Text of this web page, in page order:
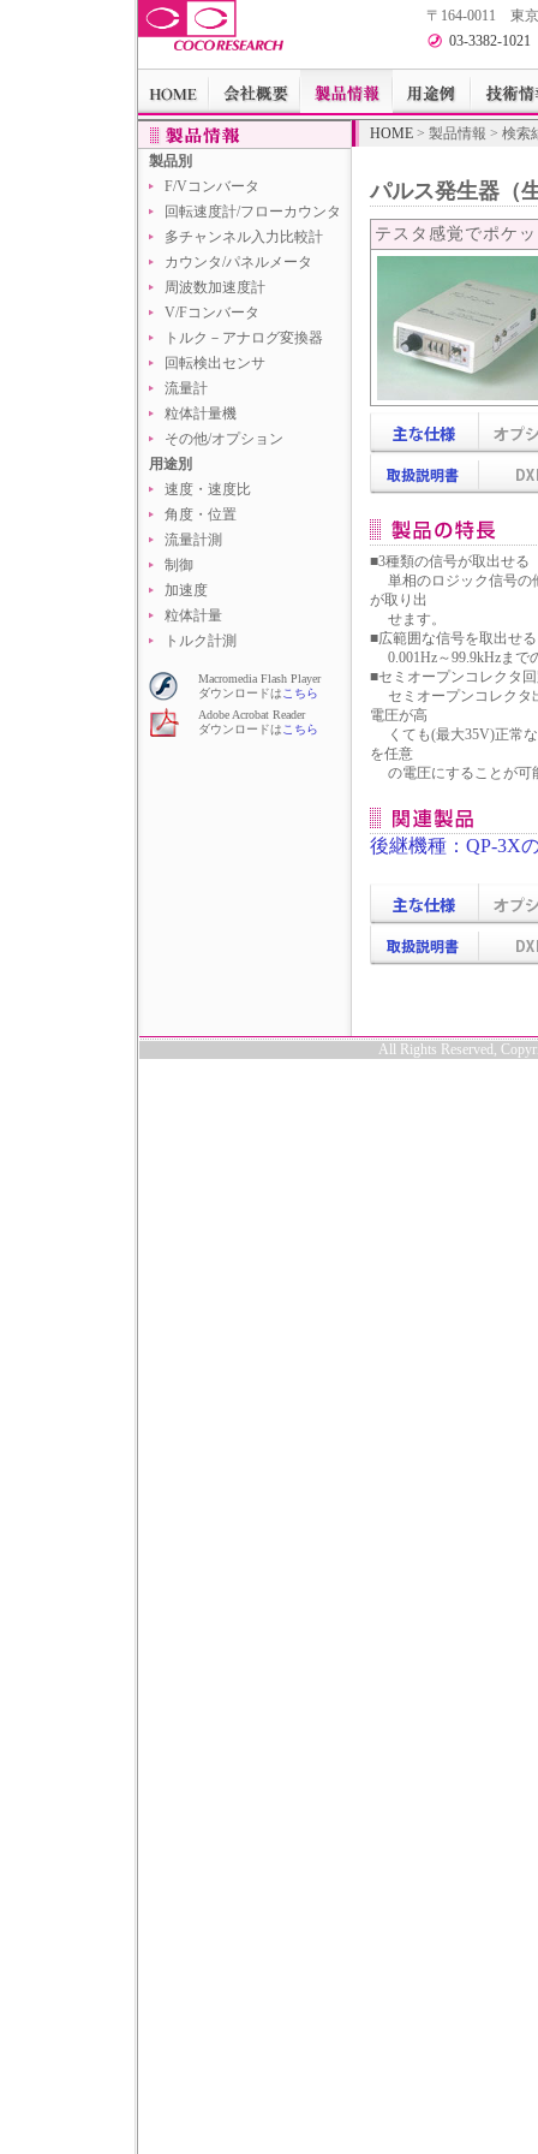
〒164-0011 東
03-3382-1021
製品別
F/Vコンバータ
回転速度計/フローカウンタ
多チャンネル入力比較計
カウンタ/パネルメータ
周波数加速度計
V/Fコンバータ
トルク－アナログ変換器
回転検出センサ
流量計
粒体計量機
その他/オプション
用途別
速度・速度比
角度・位置
流量計測
制御
加速度
粒体計量
トルク計測
Macromedia Flash Player
ダウンロードは こちら
Adobe Acrobat Reader
ダウンロードは こちら
HOME > 製品情報 > 検索
パルス発生器（
テスタ感覚でポケ
■3種類の信号が取出せる
単相のロジック信号の
が取り出
せます。
■広範囲な信号を取出せる
0.001Hz～99.9kHzまで
■セミオープンコレクタ
セミオープンコレクタ
電圧が高
くても(最大35V)正常な
を任意
の電圧にすることが可
後継機種：QP-3X
All Rights Reserved,